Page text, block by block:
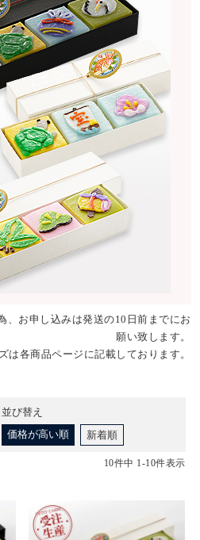
、お申し込みは発送の10日前までにお
願い致します。
は各商品ページに記載しております。
並び替え
価格が高い順 新着順
10件中 1 -10件表示